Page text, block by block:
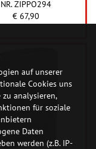
NR. ZIPPO294
€ 67,90
auf unserer
Cookies uns
analysieren,
für soziale
Daten
werden (z.B. IP-